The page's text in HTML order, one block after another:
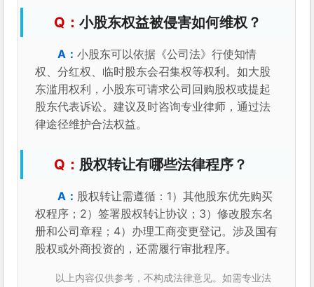
小股东权益被侵害如何维权？
小股东可以依据《公司法》行使知情
权、分红权、临时股东会召集权等权利。如大股
东滥用权利，小股东可请求公司回购股权或提起
股东代表诉讼。建议及时咨询专业律师，通过法
律途径维护合法权益。
股权转让有哪些法律程序？
股权转让需遵循：1）其他股东优先购买
权程序；2）签署股权转让协议；3）修改股东名
册和公司章程；4）办理工商变更登记。涉及国有
股权或外商投资的，还需履行审批程序。
以上内容仅供参考，不构成法律意见。如需专业法